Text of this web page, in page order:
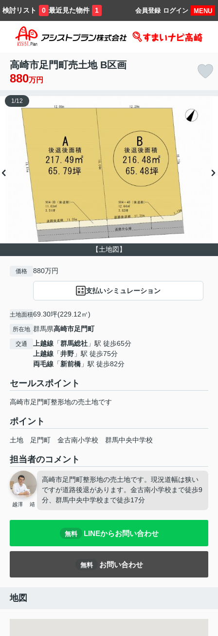
検討リスト 0 最近見た物件 1 MENU
ログイン
会員登録
高崎市足門町売土地 B区画
880万円
【土地図】
1 /12
価格 880万円
支払いシミュレーション
土地面積69.30坪(229.12㎡)
所在地 群馬県高崎市足門町
交通 上越線 「群馬総社 」駅 徒歩65分
上越線 「井野 」駅 徒歩75分
両毛線 「新前橋 」駅 徒歩82分
セールスポイント
高崎市足門町整形地の売土地です
ポイント
土地 足門町 金古南小学校 群馬中央中学校
担当者のコメント
越澤 靖
高崎市足門町整形地の売土地です。現況道幅は狭い
ですが道路後退があります。金古南小学校まで徒歩9
分、群馬中央中学校まで徒歩17分
無料 LINEからお問い合わせ
無料 お問い合わせ
地図